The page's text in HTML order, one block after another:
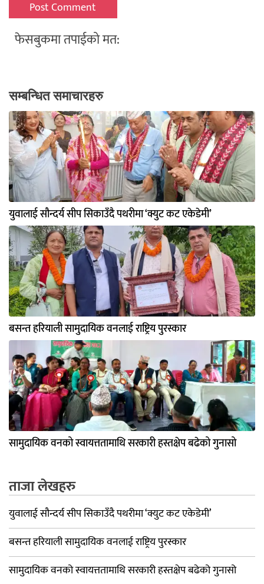
फेसबुकमा तपाईको मत:
सम्बन्धित समाचारहरु
युवालाई सौन्दर्य सीप सिकाउँदै पथरीमा ‘क्युट कट एकेडेमी’
बसन्त हरियाली सामुदायिक वनलाई राष्ट्रिय पुरस्कार
सामुदायिक वनको स्वायत्ततामाथि सरकारी हस्तक्षेप बढेको गुनासो
ताजा लेखहरु
युवालाई सौन्दर्य सीप सिकाउँदै पथरीमा ‘क्युट कट एकेडेमी’
बसन्त हरियाली सामुदायिक वनलाई राष्ट्रिय पुरस्कार
सामुदायिक वनको स्वायत्ततामाथि सरकारी हस्तक्षेप बढेको गुनासो